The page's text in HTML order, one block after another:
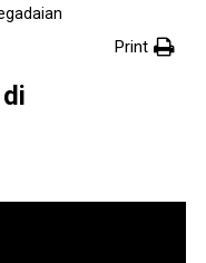
Print